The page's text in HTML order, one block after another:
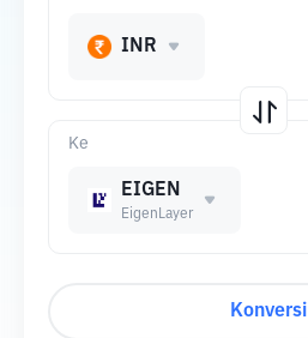
Ke
EIGEN
EigenLayer
INR
Konversi